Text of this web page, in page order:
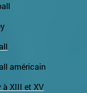
américain
à XIII et XV